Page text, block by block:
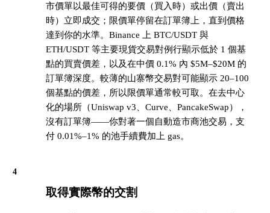
市價單以最佳可得的要價（買入時）或出價（賣出
時）立即成交；限價單停留在訂單簿上，直到價格
達到你的水準。Binance 上 BTC/USDT 與
ETH/USDT 等主要現貨交易對例行顯示低於 1 個基
點的買賣價差，以及在中價 0.1% 內 $5M–$20M 的
訂單簿深度。較薄的山寨幣交易對可能顯示 20–100
個基點的價差，所以限價單通常較可取。在去中心
化的場所（Uniswap v3、Curve、PancakeSwap），
沒有訂單簿——你對著一個自動造市商池交易，支
付 0.01%–1% 的池手續費加上 gas。
4
取得實際幣的交割